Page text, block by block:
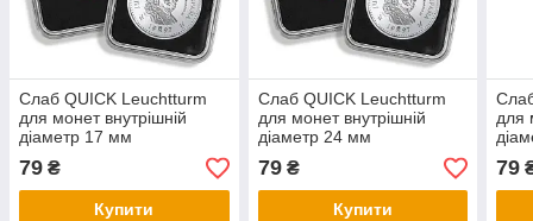
Слаб QUICK Leuchtturm
для монет внутрішній
діаметр 17 мм
79 ₴
Купити
Слаб QUICK Leuchtturm
для монет внутрішній
діаметр 24 мм
79₴
Купити
для
79